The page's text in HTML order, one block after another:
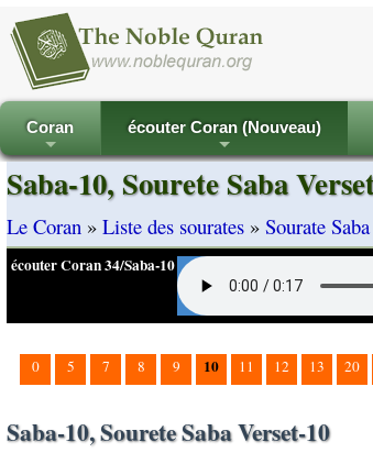
+
Coran
+
écouter Coran (Nouveau)
Saba-10, Sourete Saba
Le Coran » Liste des sourates » Sourate Saba
écouter Coran 34/Saba-10
0 5 7 8 9 10 11 12 13 20
Saba-10, Sourete Saba Verset-10